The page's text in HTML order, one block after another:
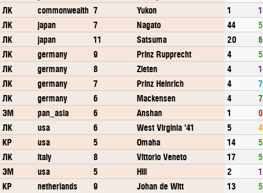
ЛК
commonwealth 7 Yukon 1
ЛК
japan 7 Nagato 44
ЛК
japan 11 Satsuma 20
ЛК
germany 9 Prinz Rupprecht 4
ЛК
germany 8 Zieten 4
ЛК
germany 7 Prinz Heinrich 4
ЛК
germany 6 Mackensen 4
ЭМ
pan_asia 6 Anshan 1
0
ЛК
usa 6 West Virginia '41 5
КР
usa 5 Omaha 14
ЛК
italy 8 Vittorio Veneto 17
ЭМ
usa 5 Hill 2
КР
netherlands 9 Johan de Witt 13